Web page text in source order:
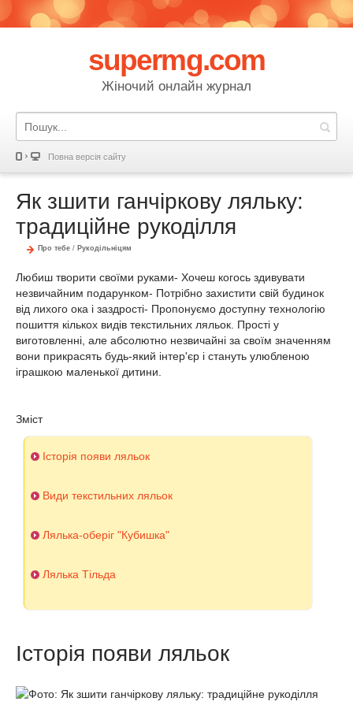
supermg.com
Жіночий онлайн журнал
Повна версія сайту
Як зшити ганчіркову ляльку:
традиційне рукоділля
Про тебе / Рукодільніцям
Любиш творити своїми руками- Хочеш когось здивувати
незвичайним подарунком- Потрібно захистити свій будинок
від лихого ока і заздрості- Пропонуємо доступну технологію
пошиття кількох видів текстильних ляльок. Прості у
виготовленні, але абсолютно незвичайні за своїм значенням
вони прикрасять будь-який інтер'єр і стануть улюбленою
іграшкою маленької дитини.
Зміст
Історія появи ляльок
Види текстильних ляльок
Лялька-оберіг "Кубишка"
Лялька Тільда
Історія появи ляльок